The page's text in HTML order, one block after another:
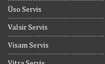
Üso Servis
Valsir Servis
Visam Servis